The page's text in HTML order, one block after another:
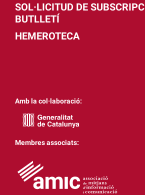
SOL·LICITUD DE
BUTLLETÍ
HEMEROTECA
Amb la col·laboració:
Membres associats: